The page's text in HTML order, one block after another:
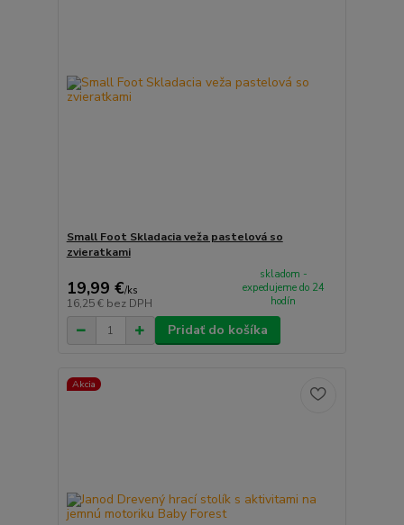
Small Foot Skladacia veža pastelová so
zvieratkami
19,99 €/ks
16,25 € bez DPH
skladom -
expedujeme do 24
hodín
Pridať do košíka
Akcia